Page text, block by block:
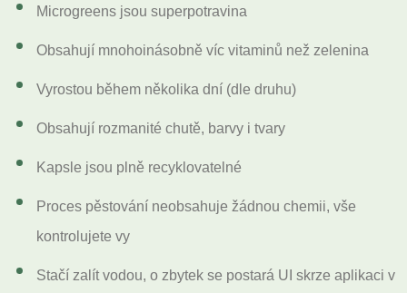
Microgreens jsou superpotravina
Obsahují mnohoinásobně víc vitaminů než zelenina
Vyrostou během několika dní (dle druhu)
Obsahují rozmanité chutě, barvy i tvary
Kapsle jsou plně recyklovatelné
Proces pěstování neobsahuje žádnou chemii, vše
kontrolujete vy
Stačí zalít vodou, o zbytek se postará UI skrze aplikaci v